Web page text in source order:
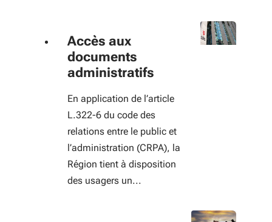
Accès aux
documents
administratifs
En application de l’article
L.322-6 du code des
relations entre le public et
l’administration (CRPA), la
Région tient à disposition
des usagers un...